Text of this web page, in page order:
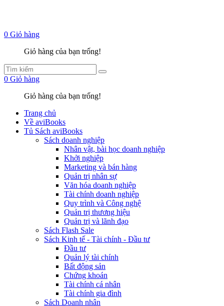
0 Giỏ hàng
Giỏ hàng của bạn trống!
0 Giỏ hàng
Giỏ hàng của bạn trống!
Trang chủ
Về aviBooks
Tủ Sách aviBooks
Sách doanh nghiệp
Nhân vật, bài học doanh nghiệp
Khởi nghiệp
Marketing và bán hàng
Quản trị nhân sự
Văn hóa doanh nghiệp
Tài chính doanh nghiệp
Quy trình và Công nghệ
Quản trị thương hiệu
Quản trị và lãnh đạo
Sách Flash Sale
Sách Kinh tế - Tài chính - Đầu tư
Đầu tư
Quản lý tài chính
Bất động sản
Chứng khoán
Tài chính cá nhân
Tài chính gia đình
Sách Doanh nhân